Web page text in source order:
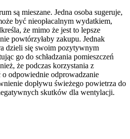
są mieszane. Jedna osoba sugeruje,
być nieopłacalnym wydatkiem,
że mimo że jest to lepsze
powtórzyłaby zakupu. Jednak
dzieli się swoim pozytywnym
go do schładzania pomieszczeń
że podczas korzystania z
odpowiednie odprowadzanie
dopływu świeżego powietrza do
skutków dla wentylacji.